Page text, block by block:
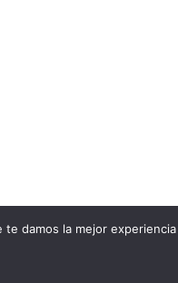
te damos la mejor